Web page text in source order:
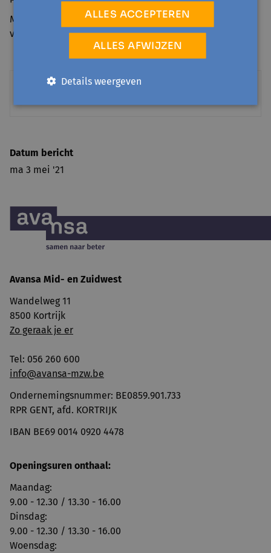
Meer info over het project vind je opdeze webpagina
via maarten.vanhee@avansa.be.
Datum bericht
ma 3 mei '21
Avansa Mid- en Zuidwest
Wandelweg 11
8500 Kortrijk
Zo geraak je er
Tel: 056 260 600
info@avansa-mzw.be
Ondernemingsnummer: BE0859.901.733
RPR GENT, afd. KORTRIJK
IBAN BE69 0014 0920 4478
Openingsuren onthaal:
Maandag:
9.00 - 12.30 / 13.30 - 16.00
Dinsdag:
9.00 - 12.30 / 13.30 - 16.00
Woensdag:
ALLES ACCEPTEREN
ALLES AFWIJZEN
Details weergeven